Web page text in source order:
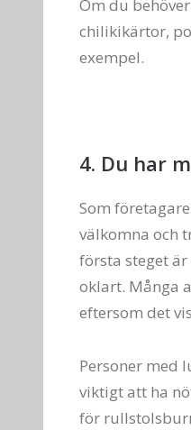
Om du
chilikikärtor,
exempel.
4. Du har
Som
välkomna och
första steget
oklart. Många
eftersom det
Personer med
viktigt att ha
för